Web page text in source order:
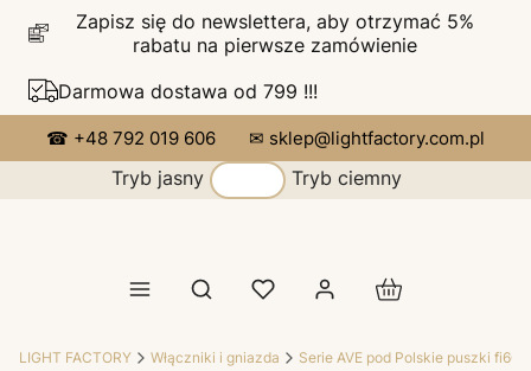
Zapisz się do newslettera, aby otrzymać 5%
rabatu na pierwsze zamówienie
Darmowa dostawa od 799 !!!
☎ +48 792 019 606 ✉ sklep@lightfactory.com.pl
Tryb jasny Tryb ciemny
Otwórz wyszukiwarkę Produkty w
LIGHT FACTORY Włączniki i gniazda Serie AVE pod Polskie puszki fi60